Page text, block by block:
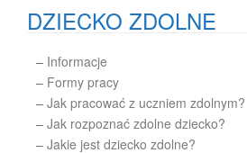
DZIECKO ZDOLNE
– Informacje
– Formy pracy
– Jak pracować z uczniem zdolnym?
– Jak rozpoznać zdolne dziecko?
– Jakie jest dziecko zdolne?